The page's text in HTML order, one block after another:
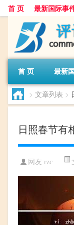
首 页 最新国际事
首 页 最新
> 文章列表 >
日照春节有
网友:rzc